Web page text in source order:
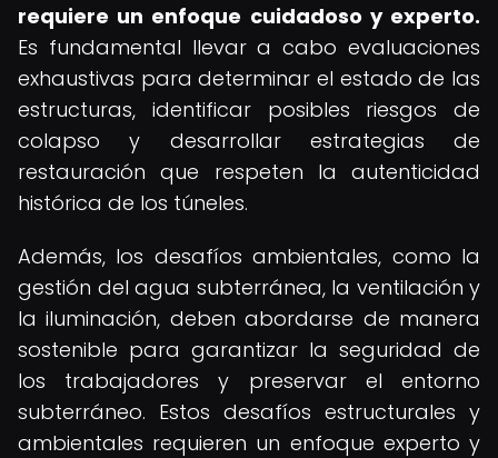
requiere un enfoque cuidadoso y experto.
Es fundamental llevar a cabo evaluaciones
exhaustivas para determinar el estado de las
estructuras, identificar posibles riesgos de
colapso y desarrollar estrategias de
restauración que respeten la autenticidad
histórica de los túneles.
Además, los desafíos ambientales, como la
gestión del agua subterránea, la ventilación y
la iluminación, deben abordarse de manera
sostenible para garantizar la seguridad de
los trabajadores y preservar el entorno
subterráneo. Estos desafíos estructurales y
ambientales requieren un enfoque experto y